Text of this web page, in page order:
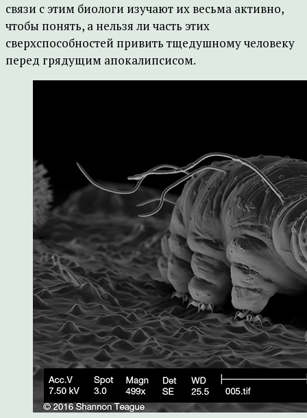
связи с этим биологи изучают их весьма активно,
чтобы понять, а нельзя ли часть этих
сверхспособностей привить тщедушному человеку
перед грядущим апокалипсисом.